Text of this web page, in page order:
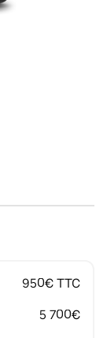
950€ TTC
5 700€